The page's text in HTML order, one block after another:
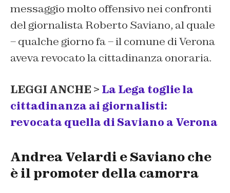
messaggio molto offensivo nei confronti
del giornalista Roberto Saviano, al quale
– qualche giorno fa – il comune di Verona
aveva revocato la cittadinanza onoraria.
LEGGI ANCHE > La Lega toglie la
cittadinanza ai giornalisti:
revocata quella di Saviano a Verona
Andrea Velardi e Saviano che
è il promoter della camorra